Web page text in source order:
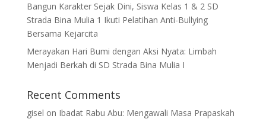
Bangun Karakter Sejak Dini, Siswa Kelas 1 & 2 SD
Strada Bina Mulia 1 Ikuti Pelatihan Anti-Bullying
Bersama Kejarcita
Merayakan Hari Bumi dengan Aksi Nyata: Limbah
Menjadi Berkah di SD Strada Bina Mulia I
Recent Comments
gisel on Ibadat Rabu Abu: Mengawali Masa Prapaskah